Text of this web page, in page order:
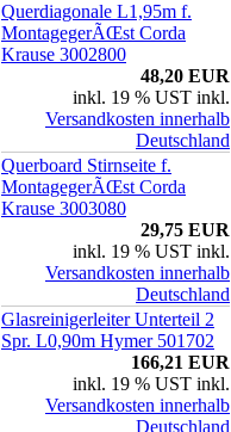
Querdiagonale L1,95m f.
MontagegerÃŒst Corda
Krause 3002800
48,20 EUR
inkl. 19 % UST inkl.
Versandkosten innerhalb
Deutschland
Querboard Stirnseite f.
MontagegerÃŒst Corda
Krause 3003080
29,75 EUR
inkl. 19 % UST inkl.
Versandkosten innerhalb
Deutschland
Glasreinigerleiter Unterteil 2
Spr. L0,90m Hymer 501702
166,21 EUR
inkl. 19 % UST inkl.
Versandkosten innerhalb
Deutschland